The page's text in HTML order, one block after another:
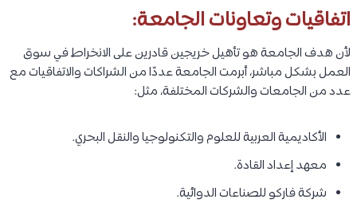
اتفاقيات وتعاونات الجامعة:
لأن هدف الجامعة هو تأهيل خريجين قادرين على الانخراط في سوق
العمل بشكل مباشر، أبرمت الجامعة عددًا من الشراكات والاتفاقيات مع
عدد من الجامعات والشركات المختلفة، مثل:
الأكاديمية العربية للعلوم والتكنولوجيا والنقل البحري.
معهد إعداد القادة.
شركة فاركو للصناعات الدوائية.